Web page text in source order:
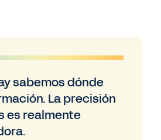
sabemos dónde
La precisión
es realmente